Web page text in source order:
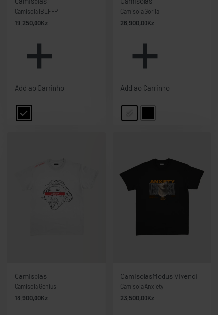
Camisola IBLFFP
19.250,00Kz
Add ao Carrinho
Camisola Gorila
26.900,00Kz
Add ao Carrinho
Camisolas
Camisola Genius
18.900,00Kz
CamisolasModus Vivendi
Camisola Anxiety
23.500,00Kz